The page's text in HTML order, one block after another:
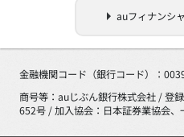
auフィナンシ
金融機関コード（銀行コード）：
商号等：auじぶん銀行株式会社 / 登録金融機関：関東財務局長（登金）第
652号 / 加入協会：日本証券業